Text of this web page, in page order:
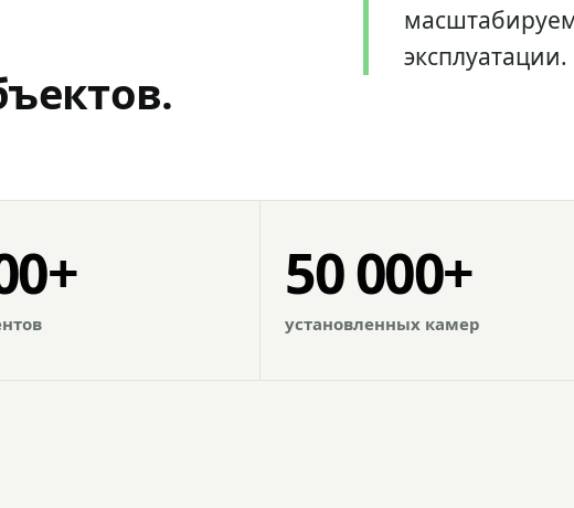
эксплуатации.
50 000+
установленных камер